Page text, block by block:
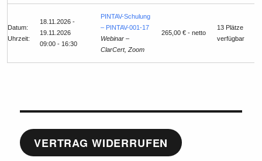
Datum:
Uhrzeit:
18.11.2026 -
19.11.2026
09:00 - 16:30
PINTAV-Schulung
– PINTAV-001-17
Webinar –
ClarCert, Zoom
265,00 € - netto
13 Plätze
verfügbar
VERTRAG WIDERRUFEN